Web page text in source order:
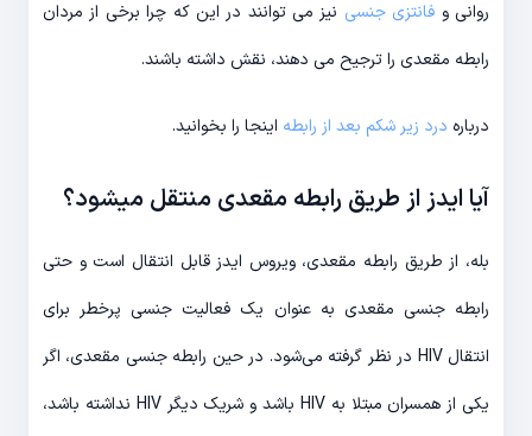
روانی و فانتزی جنسی نیز می توانند در این که چرا برخی از مردان
رابطه مقعدی را ترجیح می دهند، نقش داشته باشند.
درباره درد زیر شکم بعد از رابطه اینجا را بخوانید.
آیا ایدز از طریق رابطه مقعدی منتقل میشود؟
بله، از طریق رابطه مقعدی، ویروس ایدز قابل انتقال است و حتی
رابطه جنسی مقعدی به عنوان یک فعالیت جنسی پرخطر برای
انتقال HIV در نظر گرفته می‌شود. در حین رابطه جنسی مقعدی، اگر
یکی از همسران مبتلا به HIV باشد و شریک دیگر HIV نداشته باشد،